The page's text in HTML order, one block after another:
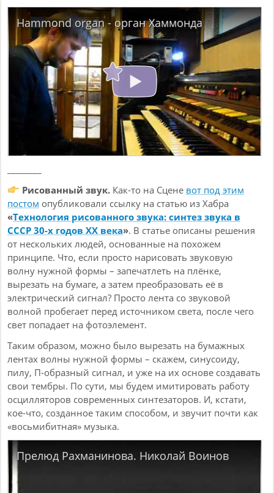
Hammond organ - орган Хаммонда
Рисованный звук. Как-то на Сцене вот под этим
постом опубликовали ссылку на статью из Хабра
«Технология рисованного звука: cинтез звука в
СССР 30-х годов XX века». В статье описаны решения
от нескольких людей, основанные на похожем
принципе. Что, если просто нарисовать звуковую
волну нужной формы – запечатлеть на плёнке,
вырезать на бумаге, а затем преобразовать её в
электрический сигнал? Просто лента со звуковой
волной пробегает перед источником света, после чего
свет попадает на фотоэлемент.
Таким образом, можно было вырезать на бумажных
лентах волны нужной формы – скажем, синусоиду,
пилу, П-образный сигнал, и уже на их основе создавать
свои тембры. По сути, мы будем имитировать работу
осцилляторов современных синтезаторов. И, кстати,
кое-что, созданное таким способом, и звучит почти как
«восьмибитная» музыка.
Прелюд Рахманинова. Николай Воинов